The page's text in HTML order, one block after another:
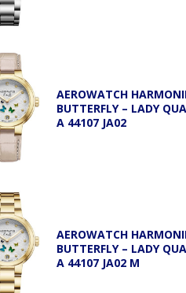
AEROWATCH
BUTTERFLY – LADY
A 44107 JA02
AEROWATCH
BUTTERFLY – LADY
A 44107 JA02 M